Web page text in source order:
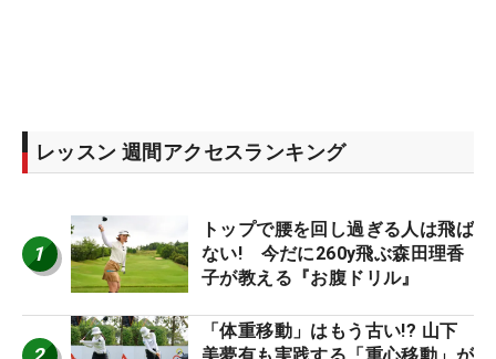
レッスン 週間アクセスランキング
1
トップで腰を回し過ぎる人は飛ば
ない! 今だに260y飛ぶ森田理香
子が教える『お腹ドリル』
「体重移動」はもう古い!? 山下
美夢有も実践する「重心移動」が